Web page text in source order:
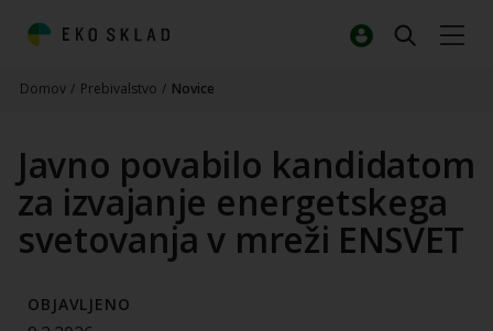
Domov / Prebivalstvo / Novice
Javno povabilo kandidatom
za izvajanje energetskega
svetovanja v mreži ENSVET
OBJAVLJENO